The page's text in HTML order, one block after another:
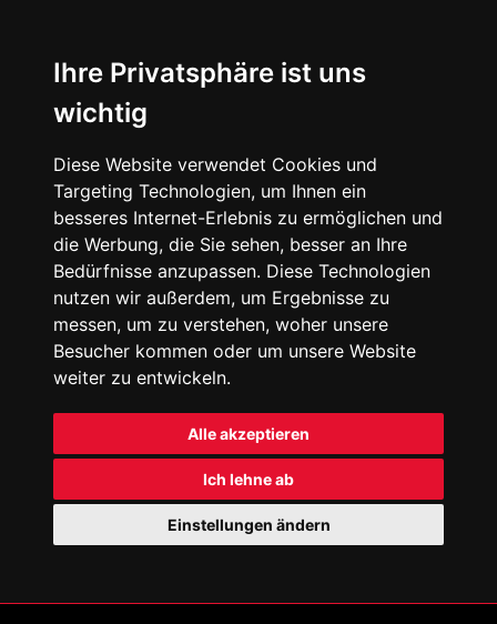
Ihre Privatsphäre ist uns
wichtig
Diese Website verwendet Cookies und
Targeting Technologien, um Ihnen ein
besseres Internet-Erlebnis zu ermöglichen und
die Werbung, die Sie sehen, besser an Ihre
Bedürfnisse anzupassen. Diese Technologien
nutzen wir außerdem, um Ergebnisse zu
messen, um zu verstehen, woher unsere
Besucher kommen oder um unsere Website
weiter zu entwickeln.
Alle akzeptieren
Ich lehne ab
Einstellungen ändern